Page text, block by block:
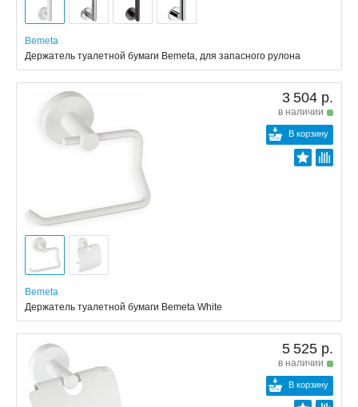
Bemeta
Держатель туалетной бумаги Bemeta, для запасного рулона
3 504 р.
в наличии
В корзину
Bemeta
Держатель туалетной бумаги Bemeta White
5 525 р.
в наличии
В корзину